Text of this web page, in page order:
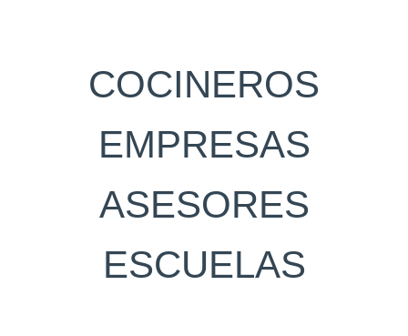
COCINEROS
EMPRESAS
ASESORES
ESCUELAS